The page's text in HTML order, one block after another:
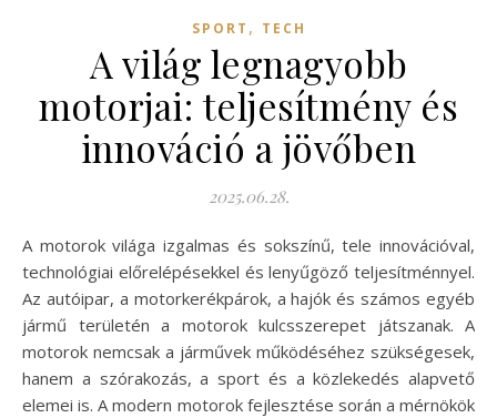
SPORT , TECH
A világ legnagyobb
motorjai: teljesítmény és
innováció a jövőben
2025.06.28.
A motorok világa izgalmas és sokszínű, tele innovációval,
technológiai előrelépésekkel és lenyűgöző teljesítménnyel.
Az autóipar, a motorkerékpárok, a hajók és számos egyéb
jármű területén a motorok kulcsszerepet játszanak. A
motorok nemcsak a járművek működéséhez szükségesek,
hanem a szórakozás, a sport és a közlekedés alapvető
elemei is. A modern motorok fejlesztése során a mérnökök